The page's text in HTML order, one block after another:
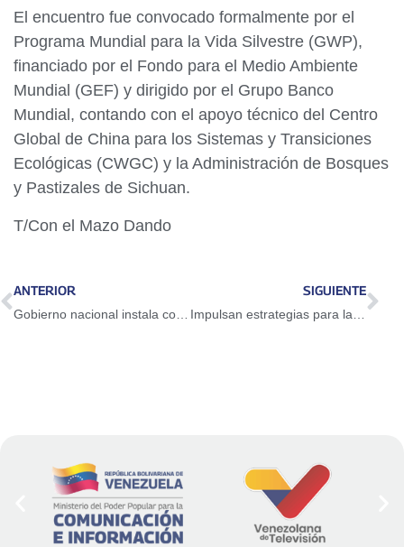
El encuentro fue convocado formalmente por el
Programa Mundial para la Vida Silvestre (GWP),
financiado por el Fondo para el Medio Ambiente
Mundial (GEF) y dirigido por el Grupo Banco
Mundial, contando con el apoyo técnico del Centro
Global de China para los Sistemas y Transiciones
Ecológicas (CWGC) y la Administración de Bosques
y Pastizales de Sichuan.
T/Con el Mazo Dando
ANTERIOR SIGUIENTE